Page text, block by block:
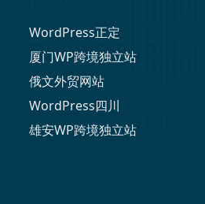
WordPress正定
厦门WP跨境独立站
俄文外贸网站
WordPress四川
雄安WP跨境独立站